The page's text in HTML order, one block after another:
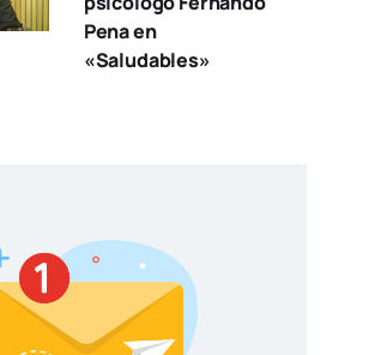
Pena en
«Saludables»